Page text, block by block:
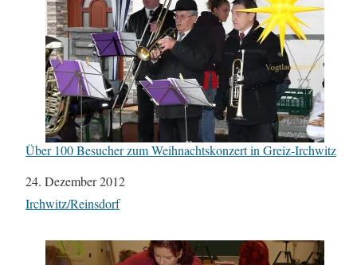
Über 100 Besucher zum Weihnachtskonzert in Greiz-Irchwitz
Datum
24. Dezember 2012
In Bezug auf
Irchwitz/Reinsdorf